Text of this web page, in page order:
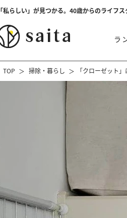
「私らしい」が見つかる。40歳からのライフ
ラ
TOP 掃除・暮らし 「クローゼット